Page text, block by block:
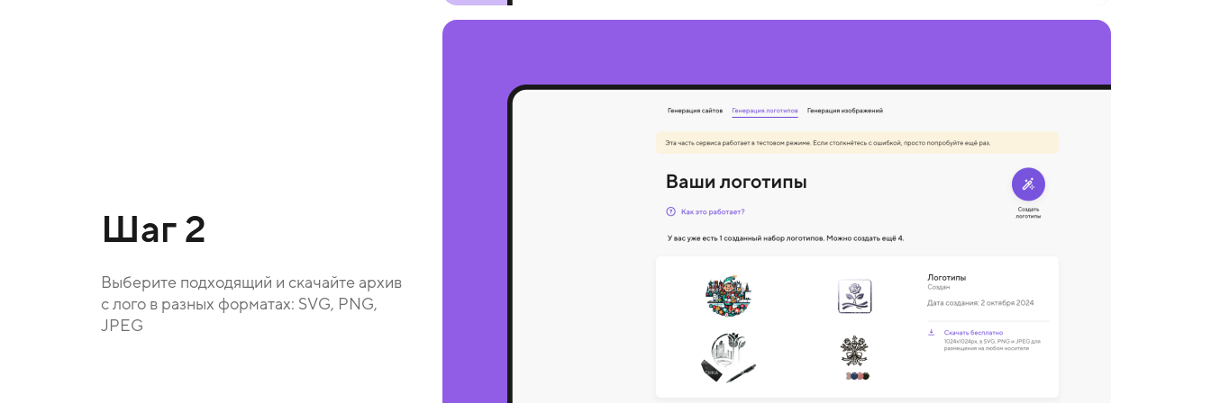
Шаг 2
Выберите подходящий и скачайте архив
с лого в разных форматах: SVG, PNG,
JPEG